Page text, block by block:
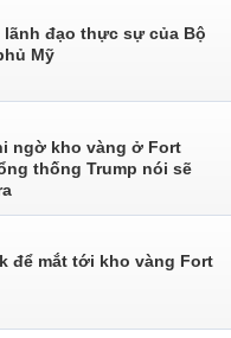
lãnh đạo thực sự của Bộ
Mỹ
ngờ kho vàng ở Fort
thống Trump nói sẽ
để mắt tới kho vàng Fort